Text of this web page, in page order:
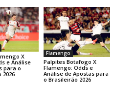
X
e Análise
para o
2026
Flamengo
Palpites Botafogo X
Flamengo: Odds e
Análise de Apostas para
o Brasileirão 2026